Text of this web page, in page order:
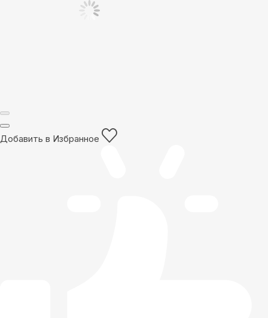
Добавить в Избранное